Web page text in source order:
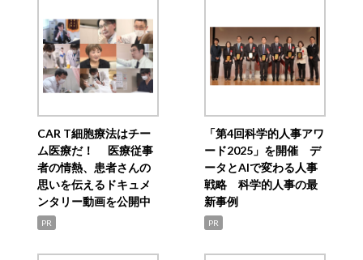
CAR T細胞療法はチー
ム医療だ！ 医療従事
者の情熱、患者さんの
思いを伝えるドキュメ
ンタリー動画を公開中
PR
「第4回科学的人事アワ
ード2025」を開催 デ
ータとAIで変わる人事
戦略 科学的人事の最
新事例
PR